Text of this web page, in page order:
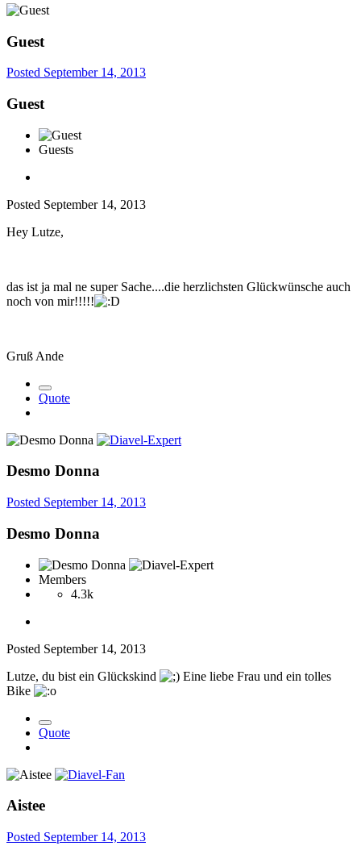
Guest
Posted September 14, 2013
Guest
Guests
Posted September 14, 2013
Hey Lutze,
das ist ja mal ne super Sache....die herzlichsten Glückwünsche auch
noch von mir!!!!!
Gruß Ande
Quote
Desmo Donna
Posted September 14, 2013
Desmo Donna
Members
4.3k
Posted September 14, 2013
Lutze, du bist ein Glückskind
Eine liebe Frau und ein tolles
Bike
Quote
Aistee
Posted September 14, 2013